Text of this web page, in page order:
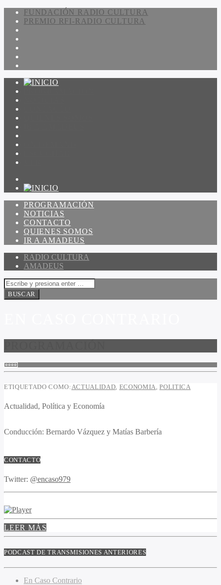
FUNDACIÓN RADIO CULTURA
PREMIO RFI-RADIO CULTURA
PROGRAMACIÓN
NOTICIAS
CONTACTO
QUIENES SOMOS
IR A AMADEUS
RADIO CULTURA
AMADEUS
ETIQUETADO COMO: ACTUALIDAD ECONOMIA ,POLITICA
Actualidad, Política y Economía
Conducción: Bernardo Vázquez y Matías Barbería
CONTACTO
Twitter: @encaso979
LEER MÁS
PODCAST DE TRANSMISIONES ANTERIORES
En Caso Contrario